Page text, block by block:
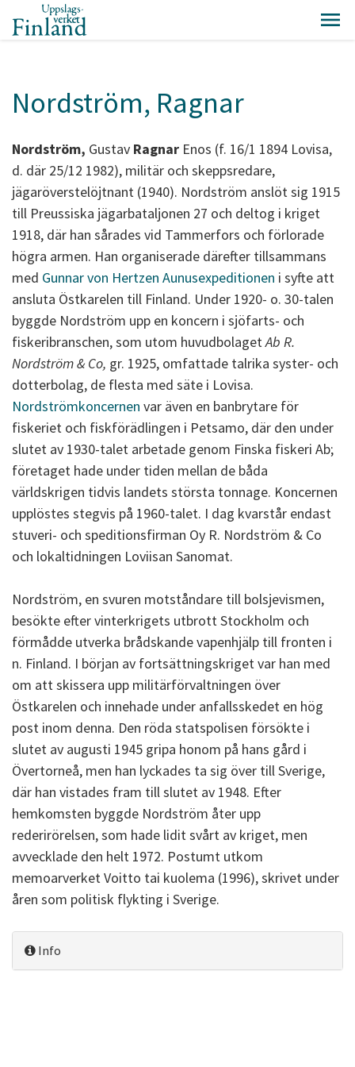
Nordström, Ragnar
Nordström, Gustav Ragnar Enos (f. 16/1 1894 Lovisa,
d. där 25/12 1982), militär och skeppsredare,
jägaröverstelöjtnant (1940). Nordström anslöt sig 1915
till Preussiska jägarbataljonen 27 och deltog i kriget
1918, där han sårades vid Tammerfors och förlorade
högra armen. Han organiserade därefter tillsammans
med Gunnar von Hertzen Aunusexpeditionen i syfte att
ansluta Östkarelen till Finland. Under 1920- o. 30-talen
byggde Nordström upp en koncern i sjöfarts- och
fiskeribranschen, som utom huvudbolagetAb R.
Nordström & Co, gr. 1925, omfattade talrika syster- och
dotterbolag, de flesta med säte i Lovisa.
Nordströmkoncernen var även en banbrytare för
fiskeriet och fiskförädlingen i Petsamo, där den under
slutet av 1930-talet arbetade genom Finska fiskeri Ab;
företaget hade under tiden mellan de båda
världskrigen tidvis landets största tonnage. Koncernen
upplöstes stegvis på 1960-talet. I dag kvarstår endast
stuveri- och speditionsfirman Oy R. Nordström & Co
och lokaltidningen Loviisan Sanomat.
Nordström, en svuren motståndare till bolsjevismen,
besökte efter vinterkrigets utbrott Stockholm och
förmådde utverka brådskande vapenhjälp till fronten i
n. Finland. I början av fortsättningskriget var han med
om att skissera upp militärförvaltningen över
Östkarelen och innehade under anfallsskedet en hög
post inom denna. Den röda statspolisen försökte i
slutet av augusti 1945 gripa honom på hans gård i
Övertorneå, men han lyckades ta sig över till Sverige,
där han vistades fram till slutet av 1948. Efter
hemkomsten byggde Nordström åter upp
rederirörelsen, som hade lidit svårt av kriget, men
avvecklade den helt 1972. Postumt utkom
memoarverket Voitto tai kuolema (1996), skrivet under
åren som politisk flykting i Sverige.
Info